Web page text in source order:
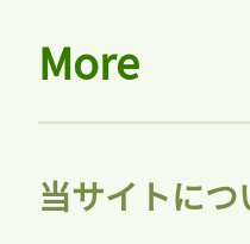
More
当サイトにつ